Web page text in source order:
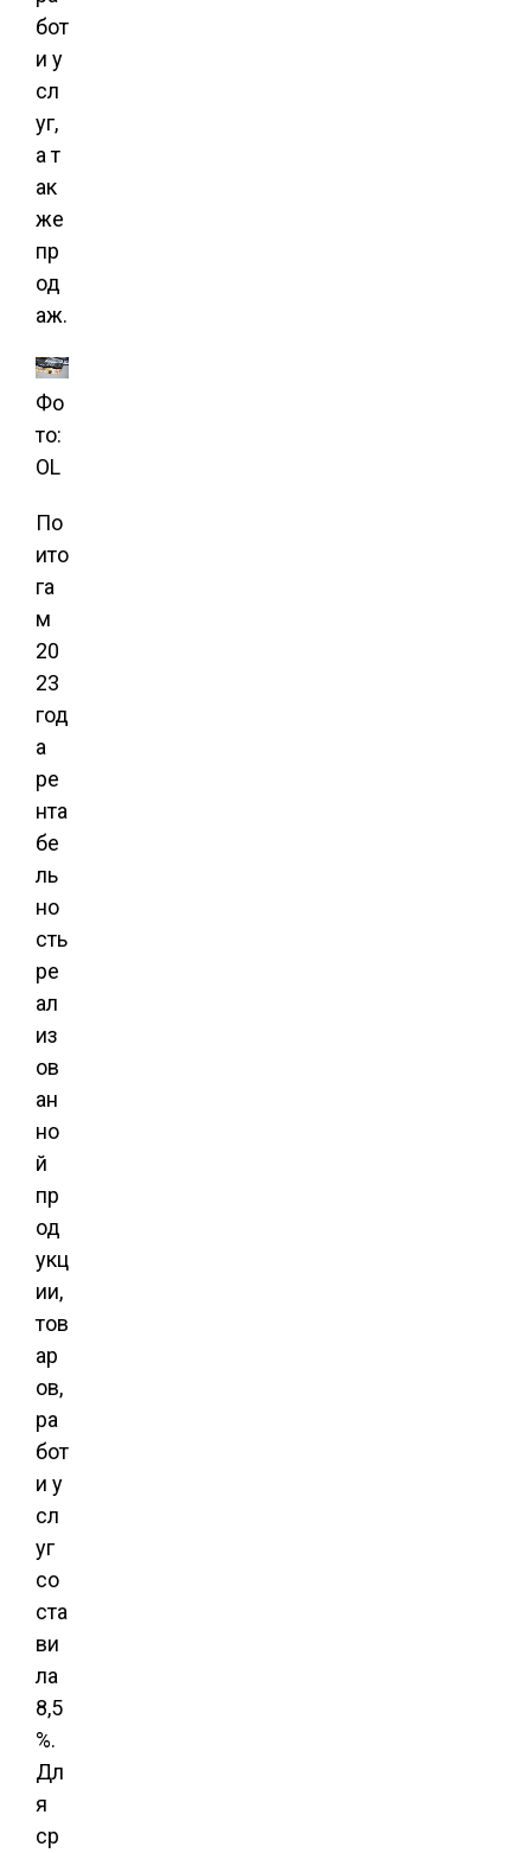
бот
и у
сл
уг,
а т
ак
же
пр
од
аж.
Фо
то:
OL
По
ито
га
м
20
23
год
а
ре
нта
бе
ль
но
сть
ре
ал
из
ов
ан
но
й
пр
од
укц
ии,
тов
ар
ов,
ра
бот
и у
сл
уг
со
ста
ви
ла
8,5
%.
Дл
я
ср